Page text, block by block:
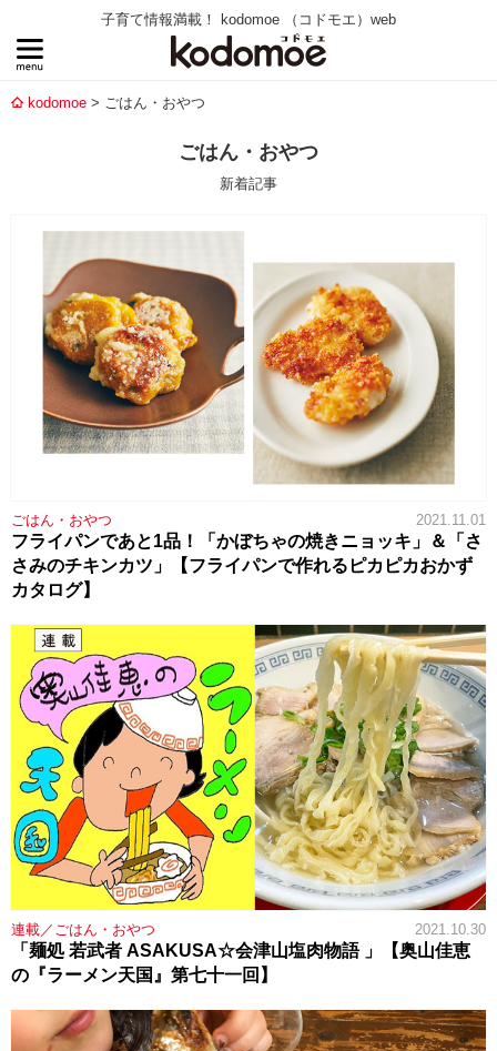
子育て情報満載！ kodomoe （コドモエ）web
kodomoe ごはん・おやつ
ごはん・おやつ
新着記事
ごはん・おやつ 2021.11.01
フライパンであと1品！「かぼちゃの焼きニョッキ」＆「さ
さみのチキンカツ」【フライパンで作れるピカピカおかず
カタログ】
連載／ごはん・おやつ 2021.10.30
「麺処 若武者 ASAKUSA☆会津山塩肉物語 」【奥山佳恵
の『ラーメン天国』第七十一回】